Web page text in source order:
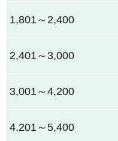
1,801～2,400
2,401～3,000
3,001～4,200
4,201～5,400